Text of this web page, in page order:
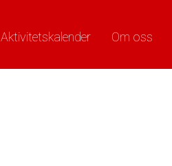
Aktivitetskalender Om oss